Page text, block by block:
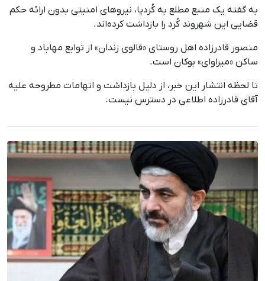
به گفته یک منبع مطلع به کُردپا، نیروهای امنیتی بدون ارائه حکم
قضایی این شهروند کُرد را بازداشت کرده‌اند.
منصور قادرزاده اهل روستای «قالوی زندان» از توابع مهاباد و
ساکن «میراوای» بوکان است.
تا لحظه انتشار این خبر، از دلیل بازداشت و اتهامات مطروحه علیه
آقای قادرزاده اطلاعی در دسترس نیست.